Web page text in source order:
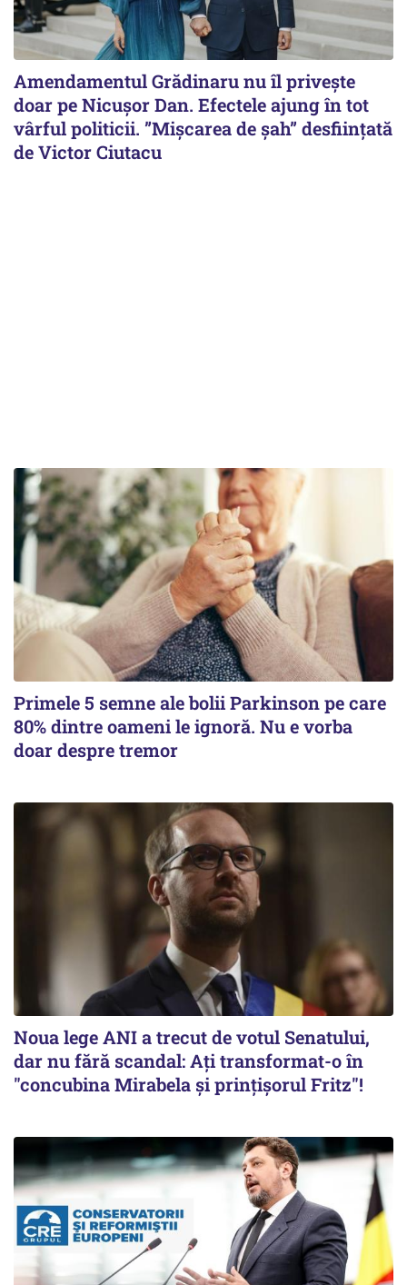
Amendamentul Grădinaru nu îl privește
doar pe Nicușor Dan. Efectele ajung în tot
vârful politicii. ”Mișcarea de șah” desființată
de Victor Ciutacu
Primele 5 semne ale bolii Parkinson pe care
80% dintre oameni le ignoră. Nu e vorba
doar despre tremor
Noua lege ANI a trecut de votul Senatului,
dar nu fără scandal: Ați transformat-o în
"concubina Mirabela şi prinţişorul Fritz"!